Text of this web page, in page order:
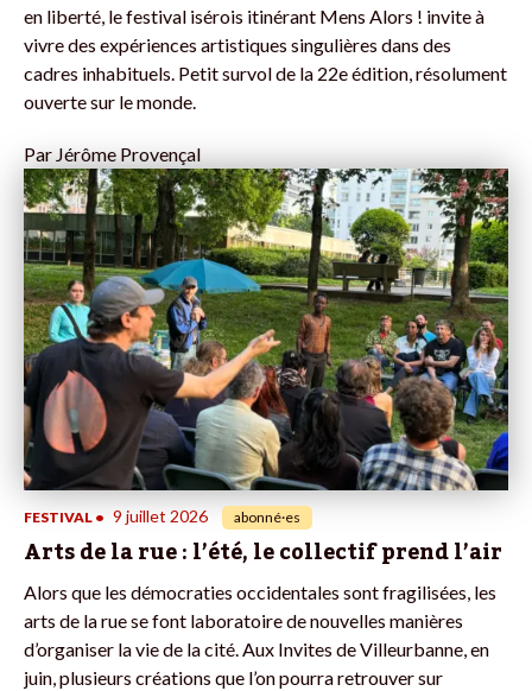
en liberté, le festival isérois itinérant Mens Alors ! invite à
vivre des expériences artistiques singulières dans des
cadres inhabituels. Petit survol de la 22e édition, résolument
ouverte sur le monde.
ParJérôme Provençal
FESTIVAL • 9 juillet 2026 abonné·es
Arts de la rue : l’été, le collectif prend l’air
Alors que les démocraties occidentales sont fragilisées, les
arts de la rue se font laboratoire de nouvelles manières
d’organiser la vie de la cité. Aux Invites de Villeurbanne, en
juin, plusieurs créations que l’on pourra retrouver sur